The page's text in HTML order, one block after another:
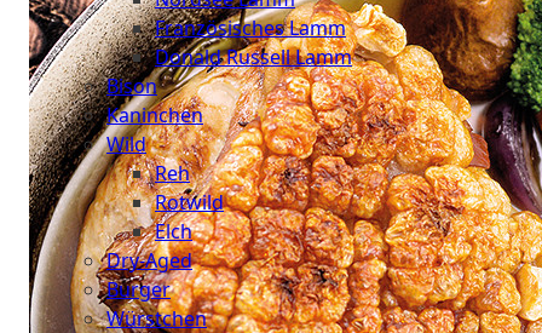
Französisches Lamm
Donald Russell Lamm
Bison
Kaninchen
Wild
Reh
Rotwild
Elch
Dry-Aged
Burger
Würstchen